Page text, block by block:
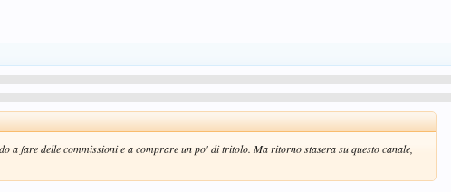
a fare delle commissioni e a comprare un po' di tritolo. Ma ritorno stasera su questo canale,